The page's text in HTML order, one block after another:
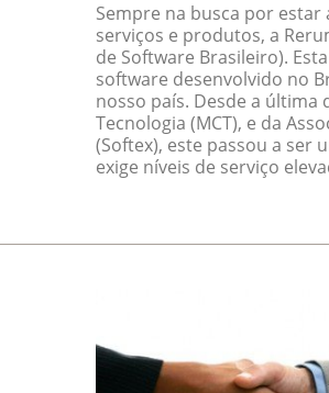
Sempre na busca por
serviços e produtos, a
de Software Brasileiro).
software desenvolvido no
nosso país. Desde a última
Tecnologia (MCT), e da
(Softex), este passou a ser
exige níveis de serviço